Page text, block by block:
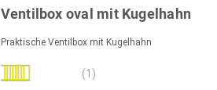
Ventilbox oval mit Kugelhahn
Praktische Ventilbox mit Kugelhahn
Bewertung: (1)